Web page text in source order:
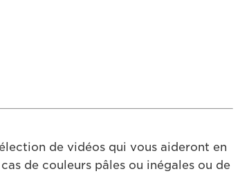
de vidéos qui vous aideront en
de couleurs pâles ou inégales ou de